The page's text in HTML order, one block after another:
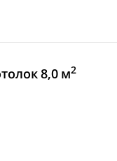
8,0 м2